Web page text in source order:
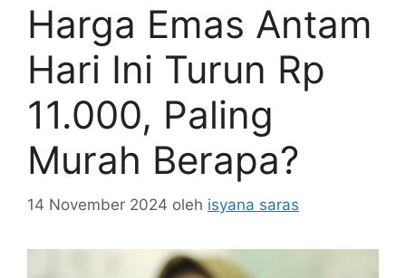
Harga Emas Antam
Hari Ini Turun Rp
11.000, Paling
Murah Berapa?
14 November 2024 oleh isyana saras